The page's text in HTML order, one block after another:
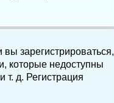
зарегистрироваться,
которые недоступны
д. Регистрация